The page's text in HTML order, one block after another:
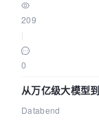
209
0
从万亿级大模型
企业构建全链路
Databend